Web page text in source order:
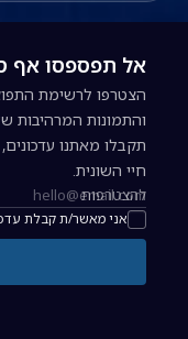
אל תפספסו אף
הצטרפו לרשימת
והתמונות המרהיבות
תקבלו מאתנו
חיי השונית.
כתובת אימייל
אני מאשר/ת קבלת
להצטרפות